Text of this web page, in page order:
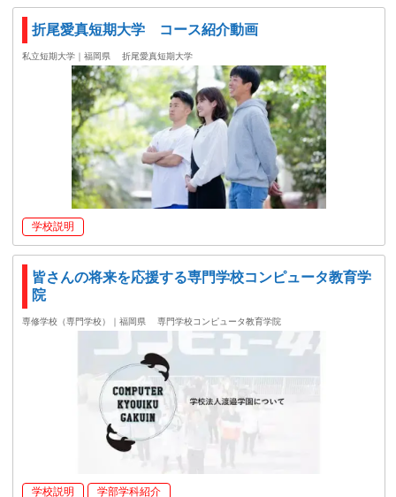
折尾愛真短期大学 コース紹介動画
私立短期大学｜福岡県 折尾愛真短期大学
学校説明
皆さんの将来を応援する専門学校コンピュータ教育学
院
専修学校（専門学校）｜福岡県 専門学校コンピュータ教育学院
学校説明 学部学科紹介